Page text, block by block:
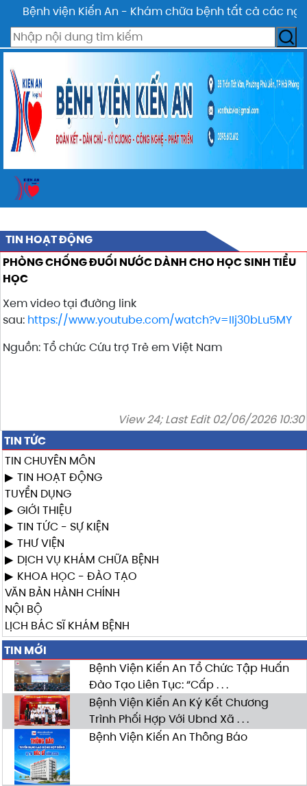
Bệnh viện Kiến An - Khám chữa bệnh tất cả các
TIN HOẠT ĐỘNG
PHÒNG CHỐNG ĐUỐI NƯỚC DÀNH CHO HỌC SINH TIỂU
HỌC
Xem video tại đường link
sau: https://www.youtube.com/watch?v=IIj30bLu5MY
Nguồn: Tổ chức Cứu trợ Trẻ em Việt Nam
View 24; Last Edit 02/06/2026 10:30
TIN TỨC
TIN CHUYÊN MÔN
TIN HOẠT ĐỘNG
TUYỂN DỤNG
GIỚI THIỆU
TIN TỨC - SỰ KIỆN
THƯ VIỆN
DỊCH VỤ KHÁM CHỮA BỆNH
KHOA HỌC - ĐÀO TẠO
VĂN BẢN HÀNH CHÍNH
NỘI BỘ
LỊCH BÁC SĨ KHÁM BỆNH
TIN MỚI
Bệnh Viện Kiến An Tổ Chức Tập Huấn
Đào Tạo Liên Tục: “Cấp . . .
Bệnh Viện Kiến An Ký Kết Chương
Trình Phối Hợp Với Ubnd Xã . . .
Bệnh Viện Kiến An Thông Báo